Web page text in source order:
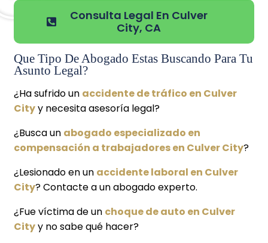
Consulta Legal En Culver
City, CA
Que Tipo De Abogado Estas Buscando Para Tu
Asunto Legal?
¿Ha sufrido un accidente de tráfico en Culver
Cityy necesita asesoría legal?
¿Busca un abogado especializado en
compensación a trabajadores en Culver City?
¿Lesionado en un accidente laboral en Culver
City? Contacte a un abogado experto.
¿Fue víctima de un choque de auto en Culver
Cityy no sabe qué hacer?